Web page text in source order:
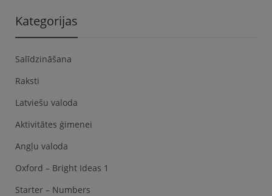
Kategorijas
Salīdzināšana
Raksti
Latviešu valoda
Aktivitātes ģimenei
Angļu valoda
Oxford – Bright Ideas 1
Starter – Numbers